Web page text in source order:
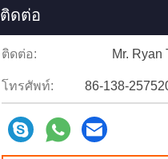
แผ่นโฟมเครื่องทำ (15)
เครื่องขึ้นรูปเทป(14)
ติดต่อ
ติดต่อ: Mr. Ryan
โทรศัพท์: 86-138-